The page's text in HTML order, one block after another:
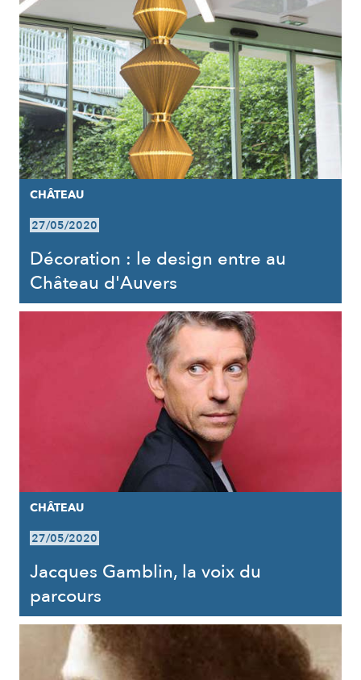
CHÂTEAU
27/05/2020
Décoration : le design entre au
Château d'Auvers
CHÂTEAU
27/05/2020
Jacques Gamblin, la voix du
parcours